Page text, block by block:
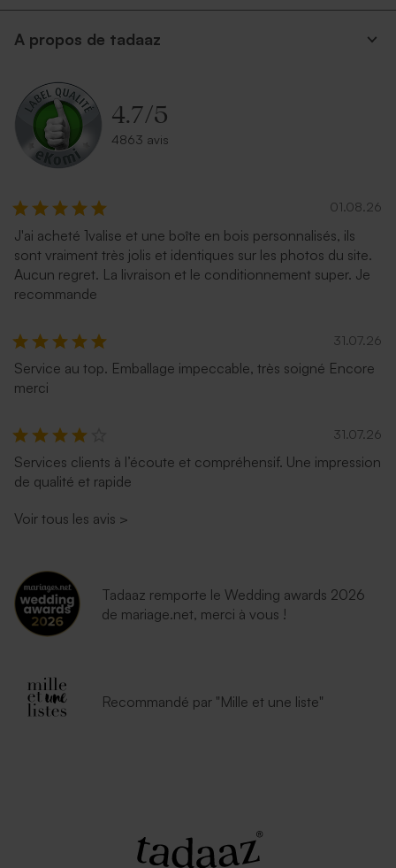
A propos de tadaaz
4.7/5
4863 avis
01.08.26
J'ai acheté 1valise et une boîte en bois personnalisés, ils
sont vraiment très jolis et identiques sur les photos du site.
Aucun regret. La livraison et le conditionnement super. Je
recommande
31.07.26
Service au top. Emballage impeccable, très soigné Encore
merci
31.07.26
Services clients à l’écoute et compréhensif. Une impression
de qualité et rapide
Voir tous les avis >
Tadaaz remporte le Wedding awards 2026
de mariage.net, merci à vous !
Recommandé par "Mille et une liste"